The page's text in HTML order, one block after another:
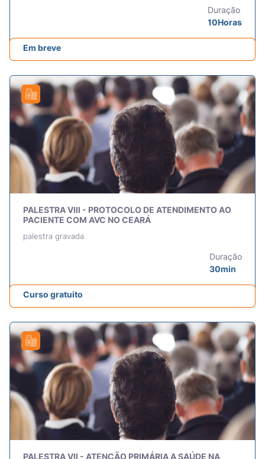
Duração
10Horas
Em breve
PALESTRA VIII - PROTOCOLO DE ATENDIMENTO AO
PACIENTE COM AVC NO CEARÁ
palestra gravada
Duração
30min
Curso gratuito
PALESTRA VII - ATENÇÃO PRIMÁRIA A SAÚDE NA